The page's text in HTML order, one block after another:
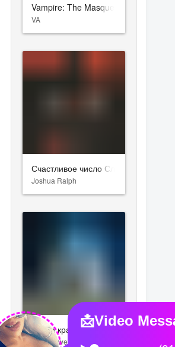
Vampire: The Masquerade – Bloodlines
VA
Счастливое число Слевина
Joshua Ralph
Тайна красной планеты
John Powell